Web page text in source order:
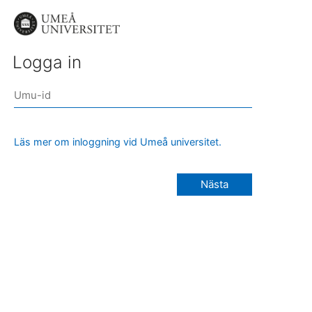
Logga in
Läs mer om inloggning vid Umeå universitet.
Nästa